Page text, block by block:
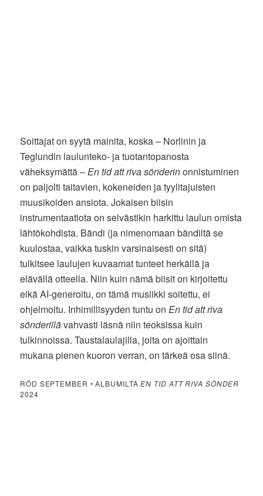
Soittajat on syytä mainita, koska – Norlinin ja
Teglundin laulunteko- ja tuotantopanosta
väheksymättä – En tid att riva sönderinonnistuminen
on paljolti taitavien, kokeneiden ja tyylitajuisten
muusikoiden ansiota. Jokaisen biisin
instrumentaatiota on selvästikin harkittu laulun omista
lähtökohdista. Bändi (ja nimenomaan bändiltä se
kuulostaa, vaikka tuskin varsinaisesti on sitä)
tulkitsee laulujen kuvaamat tunteet herkällä ja
elävällä otteella. Niin kuin nämä biisit on kirjoitettu
eikä AI-generoitu, on tämä musiikki soitettu, ei
ohjelmoitu. Inhimillisyyden tuntu on En tid att riva
sönderillävahvasti läsnä niin teoksissa kuin
tulkinnoissa. Taustalaulajilla, joita on ajoittain
mukana pienen kuoron verran, on tärkeä osa siinä.
RÖD SEPTEMBER • ALBUMILTAEN TID ATT RIVA SÖNDER
2024